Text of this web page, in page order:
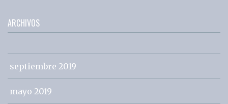
ARCHIVOS
septiembre 2019
mayo 2019